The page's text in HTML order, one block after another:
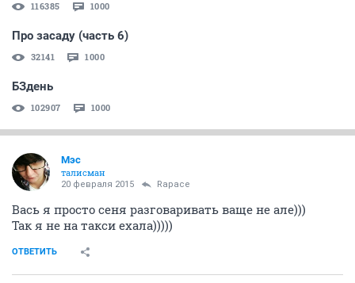
116385 1000
Про засаду (часть 6)
32141 1000
БЗдень
102907 1000
Мэс
талисман
20 февраля 2015 Rapace
Вась я просто сеня разговаривать ваще не але)))
Так я не на такси ехала)))))
ОТВЕТИТЬ